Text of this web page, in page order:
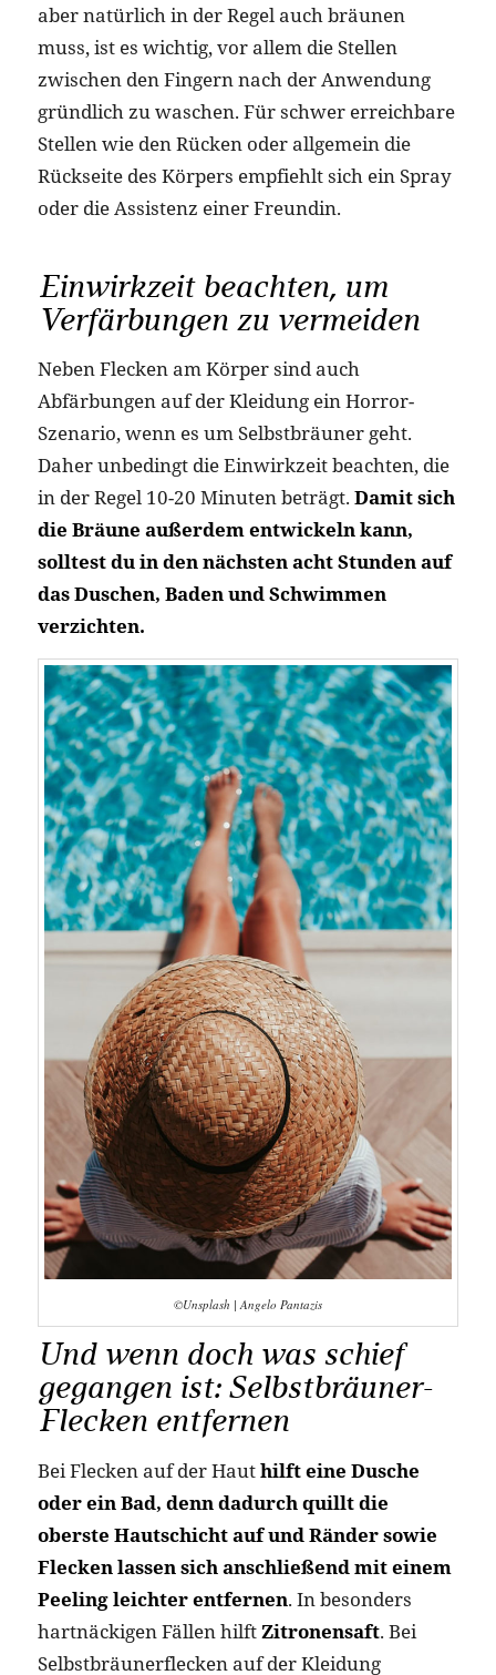
aber natürlich in der Regel auch bräunen
muss, ist es wichtig, vor allem die Stellen
zwischen den Fingern nach der Anwendung
gründlich zu waschen. Für schwer erreichbare
Stellen wie den Rücken oder allgemein die
Rückseite des Körpers empfiehlt sich ein Spray
oder die Assistenz einer Freundin.
Einwirkzeit beachten, um
Verfärbungen zu vermeiden
Neben Flecken am Körper sind auch
Abfärbungen auf der Kleidung ein Horror-
Szenario, wenn es um Selbstbräuner geht.
Daher unbedingt die Einwirkzeit beachten, die
in der Regel 10-20 Minuten beträgt. Damit sich
die Bräune außerdem entwickeln kann,
solltest du in den nächsten acht Stunden auf
das Duschen, Baden und Schwimmen
verzichten.
©Unsplash | Angelo Pantazis
Und wenn doch was schief
gegangen ist: Selbstbräuner-
Flecken entfernen
Bei Flecken auf der Hauthilft eine Dusche
oder ein Bad, denn dadurch quillt die
oberste Hautschicht auf und Ränder sowie
Flecken lassen sich anschließend mit einem
Peeling leichter entfernen. In besonders
hartnäckigen Fällen hilftZitronensaft. Bei
Selbstbräunerflecken auf der Kleidung